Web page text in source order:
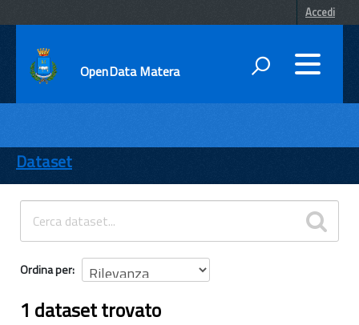
Accedi
OpenData Matera
ENTI
TEMI
INFORMAZIONI
Dataset
Ordina per
1 dataset trovato